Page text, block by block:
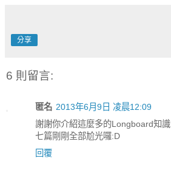
分享
6 則留言:
匿名 2013年6月9日 凌晨12:09
謝謝你介紹這麼多的Longboard知識
七篇剛剛全部尬光囉:D
回覆